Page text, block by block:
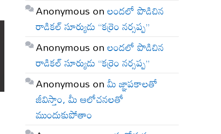
Anonymous onలందలో పొడిచిన
రాడికల్ సూర్యుడు “కర్రెం నర్సప్ప”
Anonymous onలందలో పొడిచిన
రాడికల్ సూర్యుడు “కర్రెం నర్సప్ప”
Anonymous onమీ జ్ఞాపకాలతో
జీవిస్తాం, మీ ఆలోచనలతో
ముందుకుపోతాం